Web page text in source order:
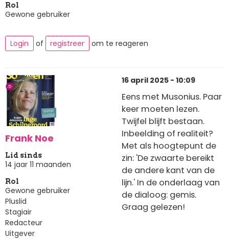
Rol
Gewone gebruiker
Login of registreer om te reageren
Frank Noe
Lid sinds
14 jaar 11 maanden
Rol
Gewone gebruiker
Pluslid
Stagiair
Redacteur
Uitgever
16 april 2025 - 10:09
Eens met Musonius. Paar
keer moeten lezen.
Twijfel blijft bestaan.
Inbeelding of realiteit?
Met als hoogtepunt de
zin: 'De zwaarte bereikt
de andere kant van de
lijn.' In de onderlaag van
de dialoog: gemis.
Graag gelezen!